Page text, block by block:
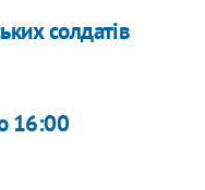
солдатів
16:00